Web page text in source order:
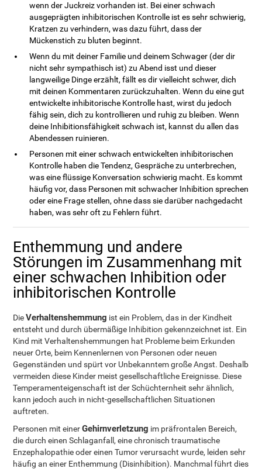
wenn der Juckreiz vorhanden ist. Bei einer schwach
ausgeprägten inhibitorischen Kontrolle ist es sehr schwierig,
Kratzen zu verhindern, was dazu führt, dass der
Mückenstich zu bluten beginnt.
Wenn du mit deiner Familie und deinem Schwager (der dir
nicht sehr sympathisch ist) zu Abend isst und dieser
langweilige Dinge erzählt, fällt es dir vielleicht schwer, dich
mit deinen Kommentaren zurückzuhalten. Wenn du eine gut
entwickelte inhibitorische Kontrolle hast, wirst du jedoch
fähig sein, dich zu kontrollieren und ruhig zu bleiben. Wenn
deine Inhibitionsfähigkeit schwach ist, kannst du allen das
Abendessen ruinieren.
Personen mit einer schwach entwickelten inhibitorischen
Kontrolle haben die Tendenz, Gespräche zu unterbrechen,
was eine flüssige Konversation schwierig macht. Es kommt
häufig vor, dass Personen mit schwacher Inhibition sprechen
oder eine Frage stellen, ohne dass sie darüber nachgedacht
haben, was sehr oft zu Fehlern führt.
Enthemmung und andere
Störungen im Zusammenhang mit
einer schwachen Inhibition oder
inhibitorischen Kontrolle
DieVerhaltenshemmung ist ein Problem, das in der Kindheit
entsteht und durch übermäßige Inhibition gekennzeichnet ist. Ein
Kind mit Verhaltenshemmungen hat Probleme beim Erkunden
neuer Orte, beim Kennenlernen von Personen oder neuen
Gegenständen und spürt vor Unbekanntem große Angst. Deshalb
vermeiden diese Kinder meist gesellschaftliche Ereignisse. Diese
Temperamenteigenschaft ist der Schüchternheit sehr ähnlich,
kann jedoch auch in nicht-gesellschaftlichen Situationen
auftreten.
Personen mit einerGehirnverletzung im präfrontalen Bereich,
die durch einen Schlaganfall, eine chronisch traumatische
Enzephalopathie oder einen Tumor verursacht wurde, leiden sehr
häufig an einer Enthemmung (Disinhibition). Manchmal führt dies